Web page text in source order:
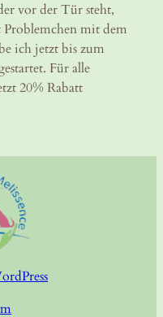
vor der Tür steht,
Problemchen mit dem
ich jetzt bis zum
Für alle
20% Rabatt